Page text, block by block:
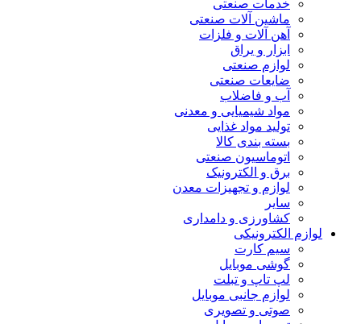
خدمات صنعتی
ماشین آلات صنعتی
آهن آلات و فلزات
ابزار و یراق
لوازم صنعتی
ضایعات صنعتی
آب و فاضلاب
مواد شیمیایی و معدنی
تولید مواد غذایی
بسته بندی کالا
اتوماسیون صنعتی
برق و الکترونیک
لوازم و تجهیزات معدن
سایر
کشاورزی و دامداری
لوازم الکترونیکی
سیم کارت
گوشی موبایل
لپ تاپ و تبلت
لوازم جانبی موبایل
صوتی و تصویری